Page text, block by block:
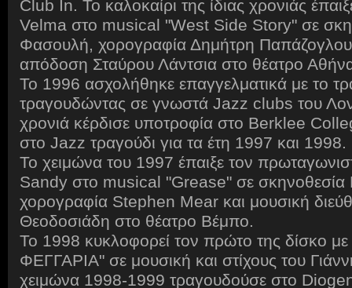
Club In. Το καλοκαίρι της ίδιας χρονιάς
Velma στο musical "West Side Story" σε
Φασουλή, χορογραφία Δημήτρη Παπάζογλου
απόδοση Σταύρου Λάντσια στο θέατρο
Το 1996 ασχολήθηκε επαγγελματικά με το
τραγουδώντας σε γνωστά Jazz clubs του
χρονιά κέρδισε υποτροφία στο Berklee
στο Jazz τραγούδι για τα έτη 1997 και 1998.
Το χειμώνα του 1997 έπαιξε τον
Sandy στο musical "Grease" σε
χορογραφία Stephen Mear και μουσική
Θεοδοσιάδη στο θέατρο Βέμπο.
Το 1998 κυκλοφορεί τον πρώτο της δίσκο
ΦΕΓΓΑΡΙΑ" σε μουσική και στίχους του
χειμώνα 1998-1999 τραγουδούσε στο